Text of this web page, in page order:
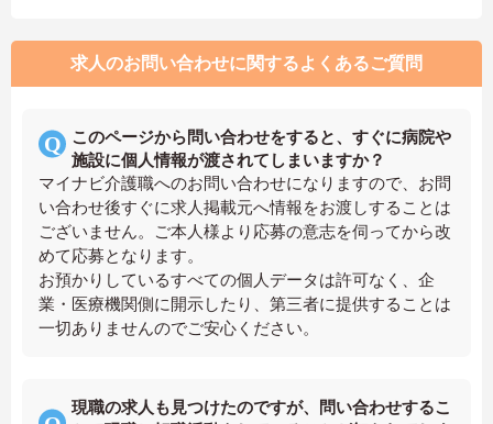
求人のお問い合わせに関するよくあるご質問
このページから問い合わせをすると、すぐに病院や
施設に個人情報が渡されてしまいますか？
マイナビ介護職へのお問い合わせになりますので、お問
い合わせ後すぐに求人掲載元へ情報をお渡しすることは
ございません。ご本人様より応募の意志を伺ってから改
めて応募となります。
お預かりしているすべての個人データは許可なく、企
業・医療機関側に開示したり、第三者に提供することは
一切ありませんのでご安心ください。
現職の求人も見つけたのですが、問い合わせするこ